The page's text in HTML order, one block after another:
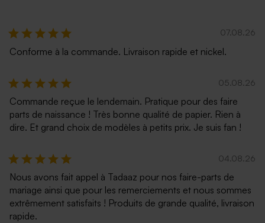
07.08.26
Conforme à la commande. Livraison rapide et nickel.
05.08.26
Commande reçue le lendemain. Pratique pour des faire
parts de naissance ! Très bonne qualité de papier. Rien à
dire. Et grand choix de modèles à petits prix. Je suis fan !
04.08.26
Nous avons fait appel à Tadaaz pour nos faire-parts de
mariage ainsi que pour les remerciements et nous sommes
extrêmement satisfaits ! Produits de grande qualité, livraison
rapide.